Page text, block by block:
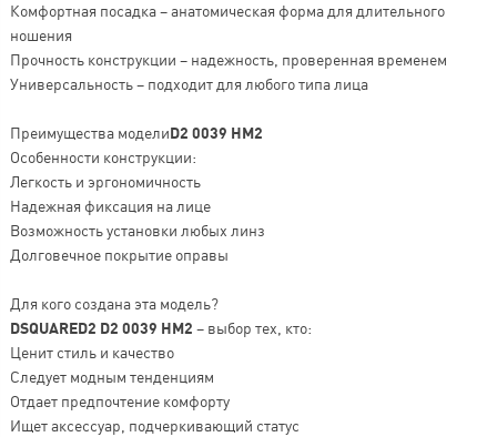
Комфортная посадка – анатомическая форма для длительного
ношения
Прочность конструкции – надежность, проверенная временем
Универсальность – подходит для любого типа лица
Преимущества моделиD2 0039 HM2
Особенности конструкции:
Легкость и эргономичность
Надежная фиксация на лице
Возможность установки любых линз
Долговечное покрытие оправы
Для кого создана эта модель?
DSQUARED2 D2 0039 HM2 – выбор тех, кто:
Ценит стиль и качество
Следует модным тенденциям
Отдает предпочтение комфорту
Ищет аксессуар, подчеркивающий статус